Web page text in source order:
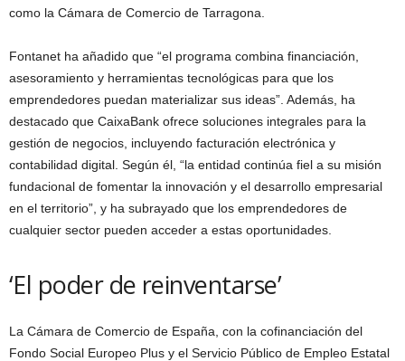
como la Cámara de Comercio de Tarragona.
Fontanet ha añadido que “el programa combina financiación,
asesoramiento y herramientas tecnológicas para que los
emprendedores puedan materializar sus ideas”. Además, ha
destacado que CaixaBank ofrece soluciones integrales para la
gestión de negocios, incluyendo facturación electrónica y
contabilidad digital. Según él, “la entidad continúa fiel a su misión
fundacional de fomentar la innovación y el desarrollo empresarial
en el territorio”, y ha subrayado que los emprendedores de
cualquier sector pueden acceder a estas oportunidades.
‘El poder de reinventarse’
La Cámara de Comercio de España, con la cofinanciación del
Fondo Social Europeo Plus y el Servicio Público de Empleo Estatal